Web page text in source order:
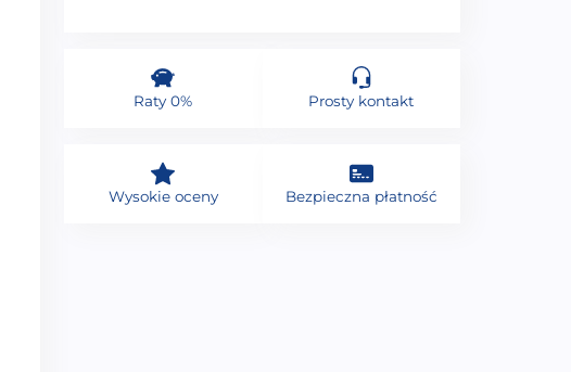
Raty 0% Prosty kontakt
Wysokie oceny Bezpieczna płatność